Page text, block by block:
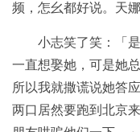
频，怎幺都好说。天
小志笑了笑：「
一直想娶她，可是她
所以我就撒谎说她答
两口居然要跑到北京